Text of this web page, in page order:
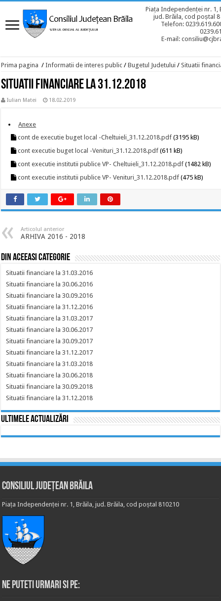
Piața Independenței nr. 1,
jud. Brăila, cod poștal
Telefon:
E-mail:
Prima pagina / Informatii de interes public / Bugetul Judetului / Situatii
Situatii financiare la 31.12.2018
Iulian Matei 18.02.2019
Anexe
cont de executie buget local -Cheltuieli_31.12.2018.pdf (3195 kB)
cont executie buget local -Venituri_31.12.2018.pdf (611 kB)
cont executie institutii publice VP- Cheltuieli_31.12.2018.pdf (1482 kB)
cont executie institutii publice VP- Venituri_31.12.2018.pdf (475 kB)
Articolul anterior
ARHIVA 2016 - 2018
Din aceeasi categorie
Situatii financiare la 31.03.2016
Situatii financiare la 30.06.2016
Situatii financiare la 30.09.2016
Situatii financiare la 31.12.2016
Situatii financiare la 31.03.2017
Situatii financiare la 30.06.2017
Situatii financiare la 30.09.2017
Situatii financiare la 31.12.2017
Situatii financiare la 31.03.2018
Situatii financiare la 30.06.2018
Situatii financiare la 30.09.2018
Situatii financiare la 31.12.2018
Ultimele actualizări
Consiliul Județean Brăila
Piața Independenței nr. 1, Brăila, jud. Brăila, cod poștal 810210
Ne puteti urmari si pe: